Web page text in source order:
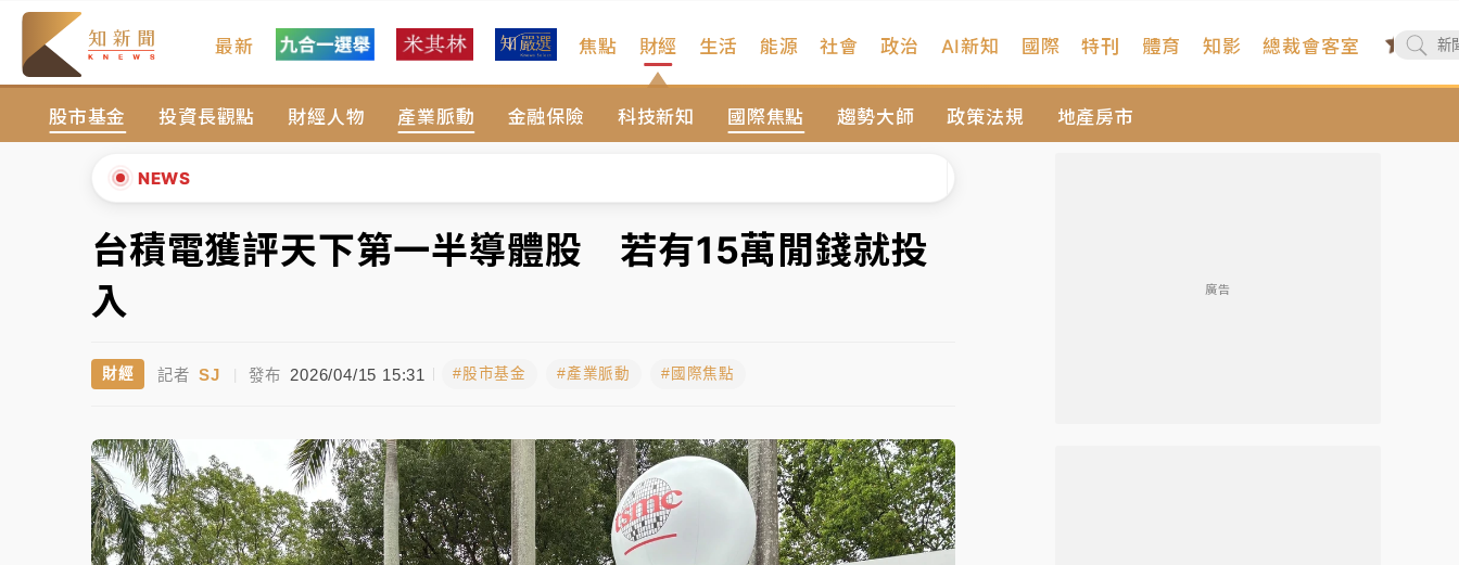
最新 焦點 財經
股市基金 投資長觀點 財經人物 產業脈動 金融保險 科技新知 國際焦點 趨勢大師 政策法規 地產房市
生活 能源 社會 政治 AI新知 國際 特刊 體育 知影 總裁會客室
NEWS
暑假過三周才推「E宿新北打卡趣」！抽獎程序複雜 觀旅局回應了
中信慈善基金會想增加董事人數！辜仲諒向法院聲請遭駁 理由曝光
故宮《龍藏經》特展第2檔！今線上預約開賣一度塞車 周六起展出延長至晚上7時
女律師陳昱瑄詐慈濟10億！黃金158kg遭查扣畫面曝光
中信慈善基金會想增加董事人數！辜仲諒向法院聲請遭駁 理由曝光
故宮《龍藏經》特展第2檔！今線上預約開賣一度塞車 周六起展出延長至晚上7時
▲
▼
台積電獲評天下第一半導體股 若有15萬閒錢就投
入
財經 記者 SJ | 發布 2026/04/15 15:31 #股市基金 #產業脈動 #國際焦點
廣告